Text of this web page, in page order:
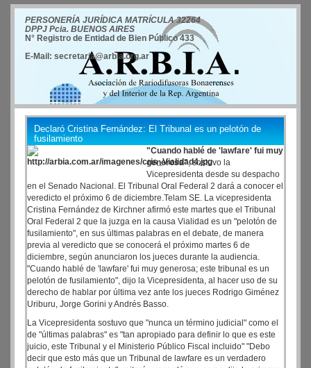
PERSONERÍA JURÍDICA MATRÍCULA 32264
DPPJ Pcia. BUENOS AIRES
N° Registro de Entidad de Bien Público 433
E-Mail: secretaria@arbia.org.ar
Declaró Cristina Fernández: El Tribunal es un pelotón de
fusilamiento
"Cuando hablé de 'lawfare' fui muy
generosa", sostuvo la
Vicepresidenta desde su despacho
en el Senado Nacional. El Tribunal Oral Federal 2 dará a conocer el
veredicto el próximo 6 de diciembre.Telam SE. La vicepresidenta
Cristina Fernández de Kirchner afirmó este martes que el Tribunal
Oral Federal 2 que la juzga en la causa Vialidad es un "pelotón de
fusilamiento", en sus últimas palabras en el debate, de manera
previa al veredicto que se conocerá el próximo martes 6 de
diciembre, según anunciaron los jueces durante la audiencia.
"Cuando hablé de 'lawfare' fui muy generosa; este tribunal es un
pelotón de fusilamiento", dijo la Vicepresidenta, al hacer uso de su
derecho de hablar por última vez ante los jueces Rodrigo Giménez
Uriburu, Jorge Gorini y Andrés Basso.
La Vicepresidenta sostuvo que "nunca un término judicial" como el
de "últimas palabras" es "tan apropiado para definir lo que es este
juicio, este Tribunal y el Ministerio Público Fiscal incluido" "Debo
decir que esto más que un Tribunal de lawfare es un verdadero